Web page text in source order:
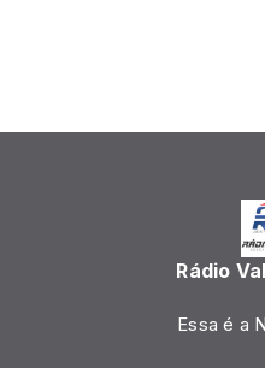
Rádio
Essa é a